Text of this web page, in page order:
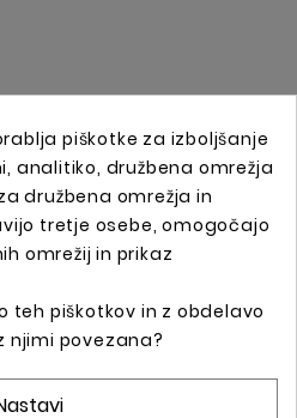
tattoo opremo !
piškotke za izboljšanje
analitiko, družbena omrežja
družbena omrežja in
tretje osebe, omogočajo
omrežij in prikaz
teh piškotkov in z obdelavo
njimi povezana?